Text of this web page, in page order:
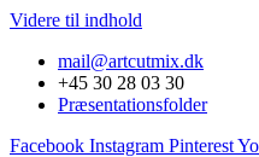
Videre til indhold
mail@artcutmix.dk
+45 30 28 03 30
Præsentationsfolder
Facebook Instagram Pinterest